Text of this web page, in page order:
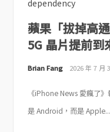
蘋果「拔掉高
5G 晶片提前到
Brian Fang 2026 年 7 月
《iPhone News 愛瘋了
是 Android，而是 Apple...